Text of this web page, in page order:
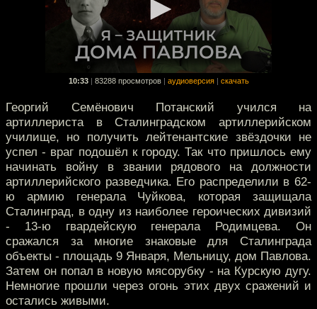
10:33 83288 просмотров аудиоверсия скачать
Георгий Семёнович Потанский учился на
артиллериста в Сталинградском артиллерийском
училище, но получить лейтенантские звёздочки не
успел - враг подошёл к городу. Так что пришлось ему
начинать войну в звании рядового на должности
артиллерийского разведчика. Его распределили в 62-
ю армию генерала Чуйкова, которая защищала
Сталинград, в одну из наиболее героических дивизий
- 13-ю гвардейскую генерала Родимцева. Он
сражался за многие знаковые для Сталинграда
объекты - площадь 9 Января, Мельницу, дом Павлова.
Затем он попал в новую мясорубку - на Курскую дугу.
Немногие прошли через огонь этих двух сражений и
остались живыми.